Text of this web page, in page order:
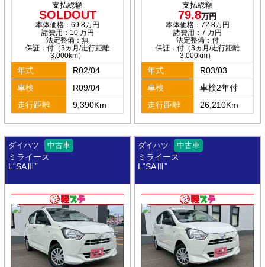
支払総額
SOLDOUT
本体価格：69.8万円
諸費用：10 万円
法定整備：無
保証：付（3ヵ月/走行距離
3,000km）
年式
R02/04
車検
R09/04
走行距離
9,390Km
支払総額
79.8万円
本体価格：72.8万円
諸費用：7 万円
法定整備：付
保証：付（3ヵ月/走行距離
3,000km）
年式
R03/03
車検
車検2年付
走行距離
26,210Km
ダイハツ 中古車
ミライース
L“SAⅢ”
ダイハツ 中古車
ミライース
L“SAⅢ”